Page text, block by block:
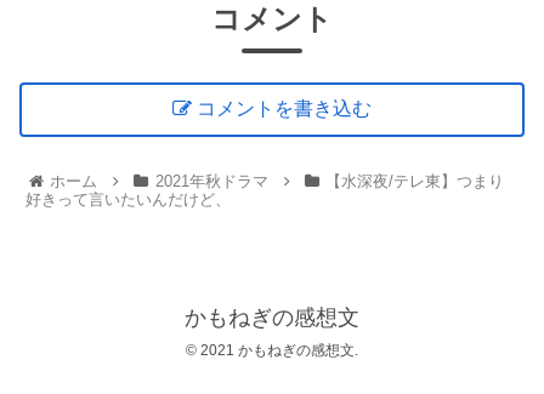
コメント
コメントを書き込む
ホーム 2021年秋ドラマ
【水深夜/テレ東】つまり
好きって言いたいんだけど、
かもねぎの感想文
© 2021 かもねぎの感想文.